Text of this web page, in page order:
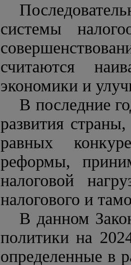
системы
считаются
экономики и
В последние
развития
равных
реформы,
налоговой
налогового и
В данном
политики на
определенные в